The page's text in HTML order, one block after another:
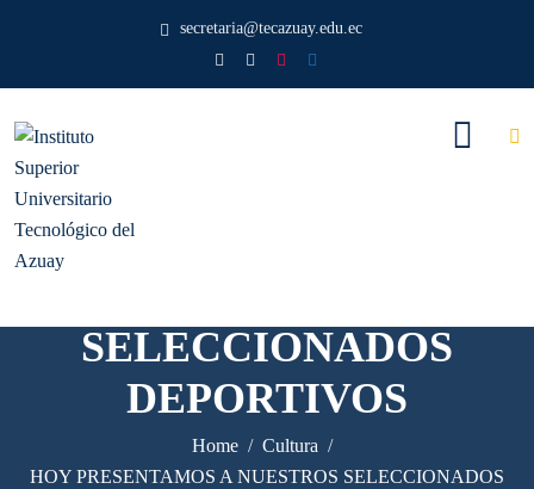
secretaria@tecazuay.edu.ec
HOY PRESENTAMOS A
SELECCIONADOS
DEPORTIVOS
Home
Cultura
HOY PRESENTAMOS A NUESTROS SELECCIONADOS